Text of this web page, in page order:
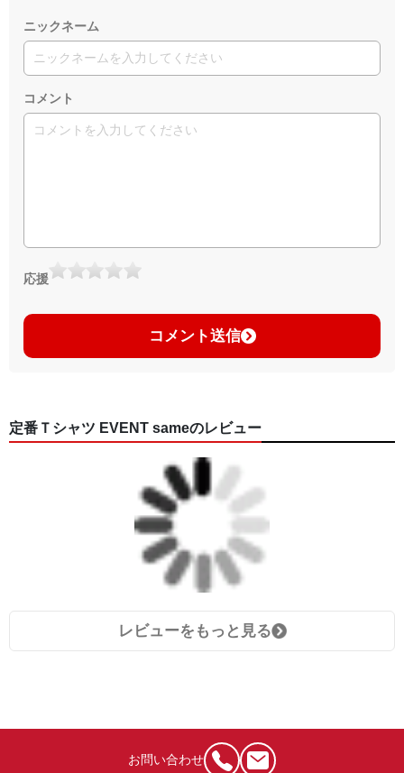
ニックネーム
コメント
応援
コメント送信
定番Ｔシャツ EVENT sameのレビュー
レビューをもっと見る
お問い合わせ